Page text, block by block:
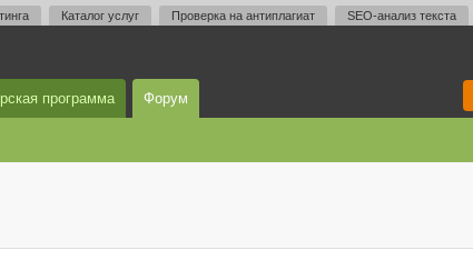
Каталог услуг Проверка на антиплагиат SEO-анализ текста
программа Форум